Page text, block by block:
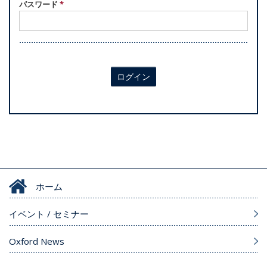
パスワード *
ログイン
ホーム
イベント / セミナー
Oxford News